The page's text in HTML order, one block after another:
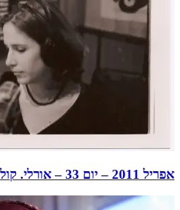
אפריל 2011 – יום 33 – אורלי. קולה של אימא בהתמחות.